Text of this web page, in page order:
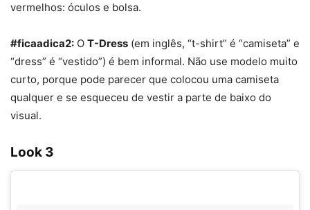
vermelhos: óculos e bolsa.
#ficaadica2: O T-Dress (em inglês, “t-shirt” é “camiseta” e
“dress” é “vestido”) é bem informal. Não use modelo muito
curto, porque pode parecer que colocou uma camiseta
qualquer e se esqueceu de vestir a parte de baixo do
visual.
Look 3